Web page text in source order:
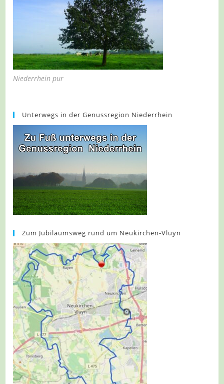
Niederrhein pur
Unterwegs in der Genussregion Niederrhein
Zum Jubiläumsweg rund um Neukirchen-Vluyn